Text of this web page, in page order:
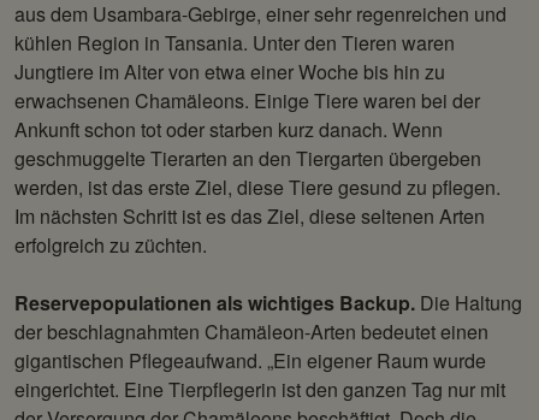
aus dem Usambara-Gebirge, einer sehr regenreichen und
kühlen Region in Tansania. Unter den Tieren waren
Jungtiere im Alter von etwa einer Woche bis hin zu
erwachsenen Chamäleons. Einige Tiere waren bei der
Ankunft­ schon tot oder starben kurz danach. Wenn
geschmuggelte Tierarten an den Tiergarten übergeben
werden, ist das erste Ziel, diese Tiere gesund zu pflegen.
Im nächsten Schritt ist es das Ziel, diese seltenen Arten
erfolgreich zu züchten.
Reservepopulationen als wichtiges Backup. Die Haltung
der beschlagnahmten Chamäleon-Arten bedeutet einen
gigantischen Pflegeaufwand. „Ein eigener Raum wurde
eingerichtet. Eine Tierpflegerin ist den ganzen Tag nur mit